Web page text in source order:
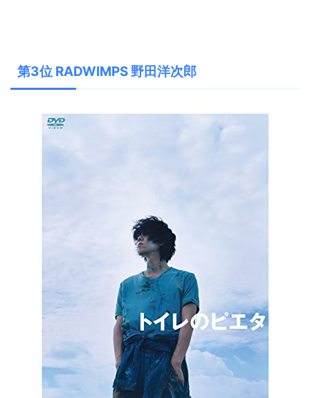
第3位 RADWIMPS 野田洋次郎